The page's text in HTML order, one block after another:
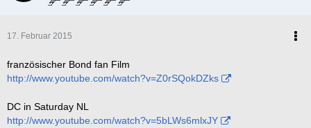
17. Februar 2015
französischer Bond fan Film
http://www.youtube.com/watch?v=Z0rSQokDZks
DC in Saturday NL
http://www.youtube.com/watch?v=5bLWs6mlxJY